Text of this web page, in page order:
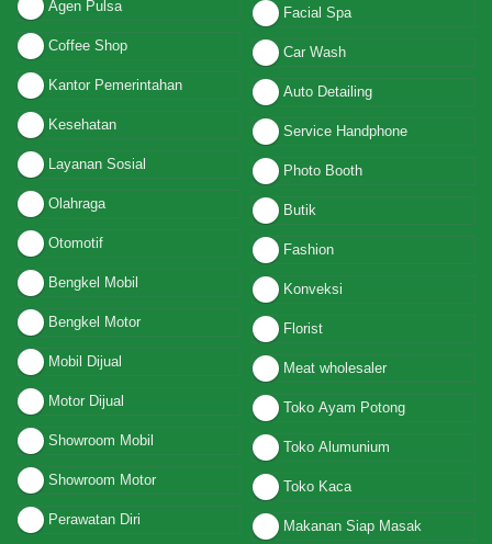
Agen Pulsa
Coffee Shop
Kantor Pemerintahan
Kesehatan
Layanan Sosial
Olahraga
Otomotif
Bengkel Mobil
Bengkel Motor
Mobil Dijual
Motor Dijual
Showroom Mobil
Showroom Motor
Perawatan Diri
Facial Spa
Car Wash
Auto Detailing
Service Handphone
Photo Booth
Butik
Fashion
Konveksi
Florist
Meat wholesaler
Toko Ayam Potong
Toko Alumunium
Toko Kaca
Makanan Siap Masak